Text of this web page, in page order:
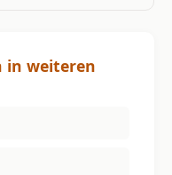
in weiteren